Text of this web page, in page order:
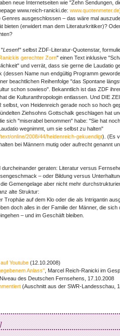
neue Internetseiten wie "Zehn Sendungen,
www.reich-ranicki.de: www.quotenmeter.de
Genres ausgeschlossen – das wäre mal
bieten (erwidert man dem Literaturkritiker)?
"Lesen!" selbst ZDF-Literatur-Quotenstar,
gerechter Zorn" einen Text inklusive
und verrät, dass sie gerne die Laudatio
(dessen Name nun endgültig Programm
beachtlichen Reihenfolge "das Spontane
schon sowieso". Bekanntlich ist das ZDF
die Kulturanthropologin entlassen. Und DIE
selbst, von Heidenreich gerade noch so hoch
Ziehsohns Gottschalk geschlagen hat
sich "miserabel benommen" habe: "Sie hat
wegnimmt, um sie selbst zu halten"
online/2008/44/heidenreich-gekuendigt). (Es
bei Männern mutig oder aufrecht genannt
durcheinander geraten: Literatur versus
– oder Bildung versus
Gemengelage aber nicht mehr
alte Struktur:
Trophäe auf dem Klo oder die als Intrigantin
doch alles in der Familie der Männer, die
– und im Geschäft bleiben.
Youtube (12.10.2008)
Anlass" , Marcel Reich-Ranicki im
des Deutschen Fernsehens, 17.10.2008
(Auschnitt aus der SWR-Landesschau,